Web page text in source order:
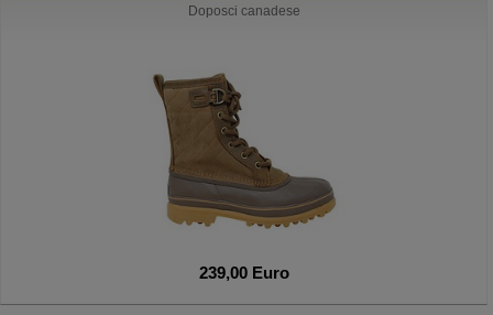
Doposci canadese
239,00 Euro